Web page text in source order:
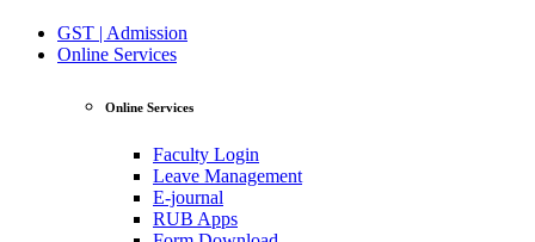
GST | Admission
Online Services
Online Services
Faculty Login
Leave Management
E-journal
RUB Apps